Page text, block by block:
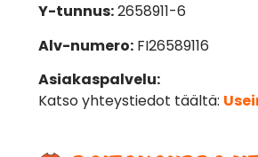
Y-tunnus:2658911-6
Alv-numero:FI26589116
Asiakaspalvelu:
Katso yhteystiedot täältä: